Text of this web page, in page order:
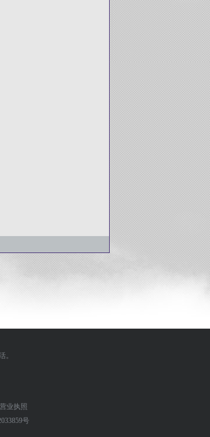
。
营业执照
号